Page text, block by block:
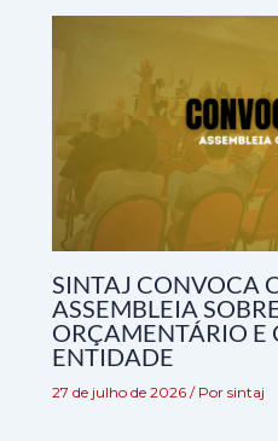
SINTAJ CONVOCA
ASSEMBLEIA
ORÇAMENTÁRIO E
ENTIDADE
27 de julho de 2026 / Por sintaj